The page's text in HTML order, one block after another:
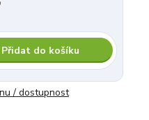
Přidat do košíku
/ dostupnost